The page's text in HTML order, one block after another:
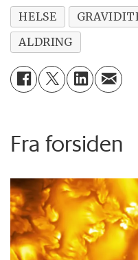
HELSE
ALDRING
Fra forsiden